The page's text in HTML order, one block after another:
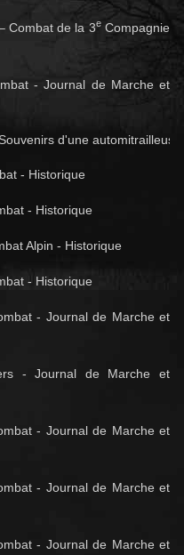
Combat de la 3eCompagnie
- Journal de Marche et
d'une automitrailleuse
- Historique
- Historique
Alpin - Historique
- Historique
- Journal de Marche et
- Journal de Marche et
- Journal de Marche et
- Journal de Marche et
- Journal de Marche et